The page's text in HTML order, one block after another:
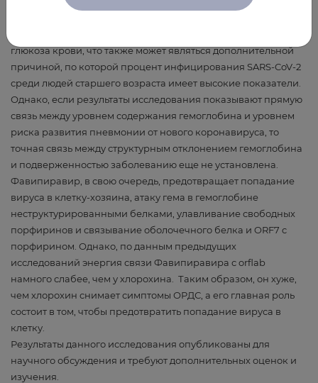
глюкоза крови, что также может являться дополнительной
причиной, по которой процент инфицирования SARS-CoV-2
среди людей старшего возраста имеет высокие показатели.
Однако, если результаты исследования показывают прямую
связь между уровнем содержания гемоглобина и уровнем
риска развития пневмонии от нового коронавируса, то
точная связь между структурным отклонением гемоглобина
и подверженностью заболеванию еще не установлена.
Фавипиравир, в свою очередь, предотвращает попадание
вируса в клетку-хозяина, атаку гема в гемоглобине
неструктурированными белками, улавливание свободных
порфиринов и связывание оболочечного белка и ORF7 c
порфирином. Однако, по данным предыдущих
исследований энергия связи Фавипиравира с orflab
намного слабее, чем у хлорохина. Таким образом, он хуже,
чем хлорохин снимает симптомы ОРДС, а его главная роль
состоит в том, чтобы предотвратить попадание вируса в
клетку.
Результаты данного исследования опубликованы для
научного обсуждения и требуют дополнительных оценок и
изучения.